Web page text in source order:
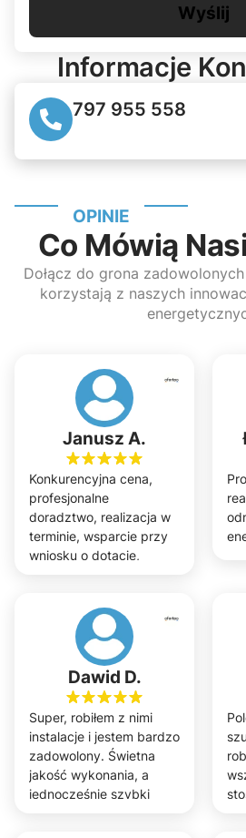
Informacje
797 955 558
Wyślij
OPINIE
Co Mówią
Dołącz do grona
korzystają z naszych
Janusz A.
Konkurencyjna cena,
profesjonalne
doradztwo, realizacja w
terminie, wsparcie przy
wniosku o dotacje,
Realizacja w trzech
lokalizacjach: w Lubinie,
Wrocławiu i Tyńcu
Małym.Dawid D.
Super, robiłem z nimi
instalacje i jestem bardzo
zadowolony. Świetna
jakość wykonania, a
jednocześnie szybki